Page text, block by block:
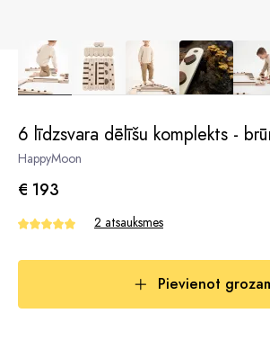
6 līdzsvara dēlīšu komplekts -
HappyMoon
€ 193
2 atsauksmes
Pievienot